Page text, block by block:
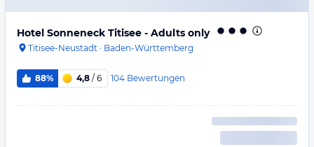
Hotel Sonneneck Titisee - Adults only
Titisee-Neustadt · Baden-Württemberg
88% 4,8 / 6 104 Bewertungen